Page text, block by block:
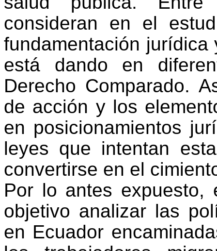
consideran en el
fundamentación
está dando en
Derecho Comparado.
de acción y los
en posicionamientos
leyes que intentan
convertirse en el
Por lo antes expuesto,
objetivo analizar las
en Ecuador